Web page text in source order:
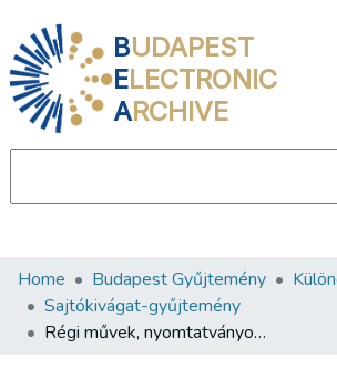
BUDAPEST
ELECTRONIC
ARCHIVE
Communities & Collections
All of DSpace
Home Budapest Gyűjtemény
Sajtókivágat-gyűjtemény
Régi művek, nyomtatványok a Széchényi könyvtárban